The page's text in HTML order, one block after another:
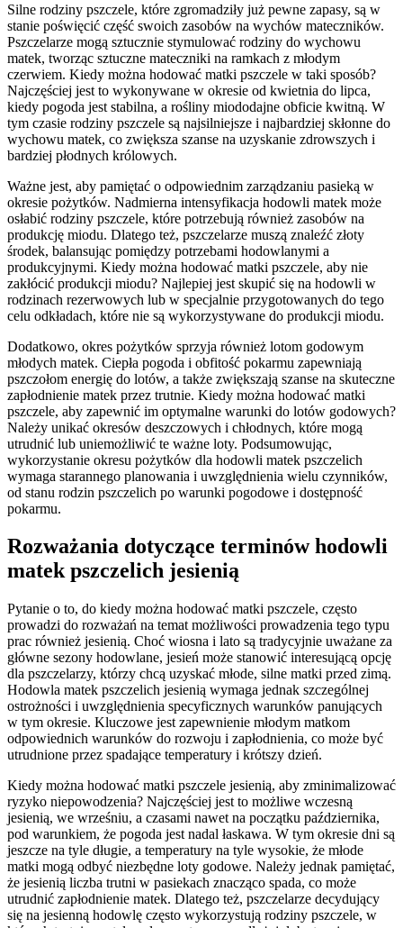
Silne rodziny pszczele, które zgromadziły już pewne zapasy, są w
stanie poświęcić część swoich zasobów na wychów mateczników.
Pszczelarze mogą sztucznie stymulować rodziny do wychowu
matek, tworząc sztuczne mateczniki na ramkach z młodym
czerwiem. Kiedy można hodować matki pszczele w taki sposób?
Najczęściej jest to wykonywane w okresie od kwietnia do lipca,
kiedy pogoda jest stabilna, a rośliny miododajne obficie kwitną. W
tym czasie rodziny pszczele są najsilniejsze i najbardziej skłonne do
wychowu matek, co zwiększa szanse na uzyskanie zdrowszych i
bardziej płodnych królowych.
Ważne jest, aby pamiętać o odpowiednim zarządzaniu pasieką w
okresie pożytków. Nadmierna intensyfikacja hodowli matek może
osłabić rodziny pszczele, które potrzebują również zasobów na
produkcję miodu. Dlatego też, pszczelarze muszą znaleźć złoty
środek, balansując pomiędzy potrzebami hodowlanymi a
produkcyjnymi. Kiedy można hodować matki pszczele, aby nie
zakłócić produkcji miodu? Najlepiej jest skupić się na hodowli w
rodzinach rezerwowych lub w specjalnie przygotowanych do tego
celu odkładach, które nie są wykorzystywane do produkcji miodu.
Dodatkowo, okres pożytków sprzyja również lotom godowym
młodych matek. Ciepła pogoda i obfitość pokarmu zapewniają
pszczołom energię do lotów, a także zwiększają szanse na skuteczne
zapłodnienie matek przez trutnie. Kiedy można hodować matki
pszczele, aby zapewnić im optymalne warunki do lotów godowych?
Należy unikać okresów deszczowych i chłodnych, które mogą
utrudnić lub uniemożliwić te ważne loty. Podsumowując,
wykorzystanie okresu pożytków dla hodowli matek pszczelich
wymaga starannego planowania i uwzględnienia wielu czynników,
od stanu rodzin pszczelich po warunki pogodowe i dostępność
pokarmu.
Rozważania dotyczące terminów hodowli
matek pszczelich jesienią
Pytanie o to, do kiedy można hodować matki pszczele, często
prowadzi do rozważań na temat możliwości prowadzenia tego typu
prac również jesienią. Choć wiosna i lato są tradycyjnie uważane za
główne sezony hodowlane, jesień może stanowić interesującą opcję
dla pszczelarzy, którzy chcą uzyskać młode, silne matki przed zimą.
Hodowla matek pszczelich jesienią wymaga jednak szczególnej
ostrożności i uwzględnienia specyficznych warunków panujących
w tym okresie. Kluczowe jest zapewnienie młodym matkom
odpowiednich warunków do rozwoju i zapłodnienia, co może być
utrudnione przez spadające temperatury i krótszy dzień.
Kiedy można hodować matki pszczele jesienią, aby zminimalizować
ryzyko niepowodzenia? Najczęściej jest to możliwe wczesną
jesienią, we wrześniu, a czasami nawet na początku października,
pod warunkiem, że pogoda jest nadal łaskawa. W tym okresie dni są
jeszcze na tyle długie, a temperatury na tyle wysokie, że młode
matki mogą odbyć niezbędne loty godowe. Należy jednak pamiętać,
że jesienią liczba trutni w pasiekach znacząco spada, co może
utrudnić zapłodnienie matek. Dlatego też, pszczelarze decydujący
się na jesienną hodowlę często wykorzystują rodziny pszczele, w